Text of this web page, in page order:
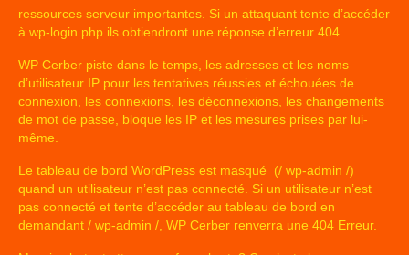
ressources serveur importantes. Si un attaquant tente d’accéder
à wp-login.php ils obtiendront une réponse d’erreur 404.
WP Cerber piste dans le temps, les adresses et les noms
d’utilisateur IP pour les tentatives réussies et échouées de
connexion, les connexions, les déconnexions, les changements
de mot de passe, bloque les IP et les mesures prises par lui-
même.
Le tableau de bord WordPress est masqué (/ wp-admin /)
quand un utilisateur n’est pas connecté. Si un utilisateur n’est
pas connecté et tente d’accéder au tableau de bord en
demandant / wp-admin /, WP Cerber renverra une 404 Erreur.